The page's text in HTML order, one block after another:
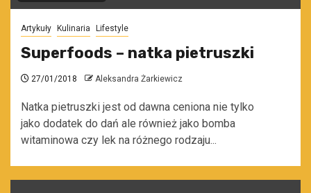
Artykuły Kulinaria Lifestyle
Superfoods – natka pietruszki
27/01/2018 Aleksandra Żarkiewicz
Natka pietruszki jest od dawna ceniona nie tylko
jako dodatek do dań ale również jako bomba
witaminowa czy lek na różnego rodzaju...